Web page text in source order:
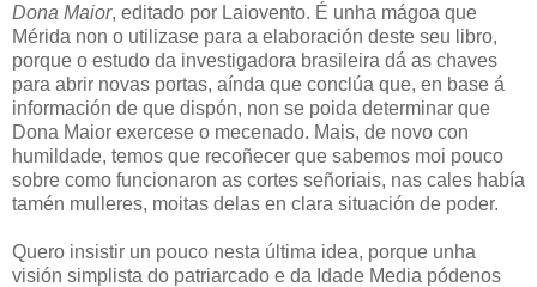
Dona Maior, editado por Laiovento. É unha mágoa que
Mérida non o utilizase para a elaboración deste seu libro,
porque o estudo da investigadora brasileira dá as chaves
para abrir novas portas, aínda que conclúa que, en base á
información de que dispón, non se poida determinar que
Dona Maior exercese o mecenado. Mais, de novo con
humildade, temos que recoñecer que sabemos moi pouco
sobre como funcionaron as cortes señoriais, nas cales había
tamén mulleres, moitas delas en clara situación de poder.
Quero insistir un pouco nesta última idea, porque unha
visión simplista do patriarcado e da Idade Media pódenos